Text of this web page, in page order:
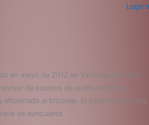
en mayo de 2012 en Varsovia por Piotr
de equipos de audio portátiles,
aficionado al bricolaje. El paso natural para
de auriculares.